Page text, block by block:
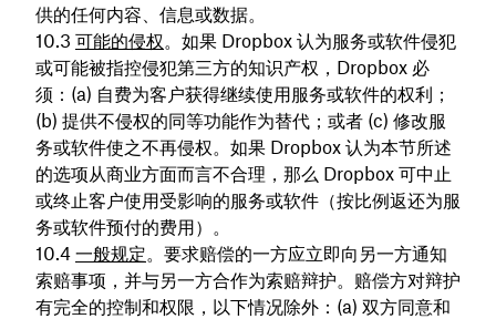
供的任何内容、信息或数据。
可能的侵权。如果 Dropbox 认为服务或软件侵犯
或可能被指控侵犯第三方的知识产权，Dropbox 必
须：(a) 自费为客户获得继续使用服务或软件的权利；
(b) 提供不侵权的同等功能作为替代；或者 (c) 修改服
务或软件使之不再侵权。如果 Dropbox 认为本节所述
的选项从商业方面而言不合理，那么 Dropbox 可中止
或终止客户使用受影响的服务或软件（按比例返还为服
务或软件预付的费用）。
一般规定。要求赔偿的一方应立即向另一方通知
索赔事项，并与另一方合作为索赔辩护。赔偿方对辩护
有完全的控制和权限，以下情况除外：(a) 双方同意和